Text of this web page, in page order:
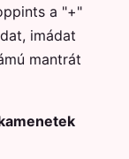
a "+"
imádat
mantrát